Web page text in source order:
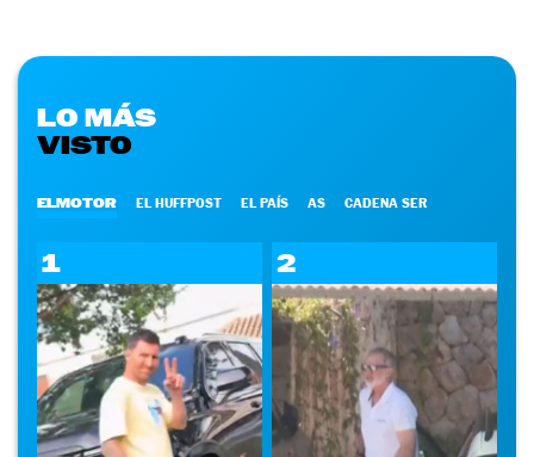
LO MÁS
VISTO
ELMOTOR EL HUFFPOST EL PAÍS AS CADENA SER
1 2